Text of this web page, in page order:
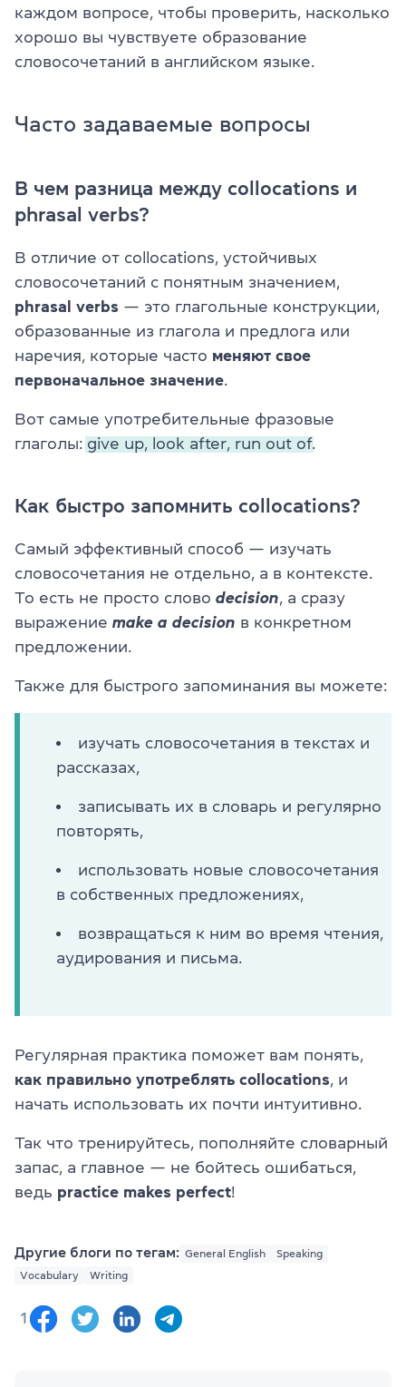
каждом вопросе, чтобы проверить, насколько
хорошо вы чувствуете образование
словосочетаний в английском языке.
Часто задаваемые вопросы
В чем разница между collocations и
phrasal verbs?
В отличие от collocations, устойчивых
словосочетаний с понятным значением,
phrasal verbs — это глагольные конструкции,
образованные из глагола и предлога или
наречия, которые часто меняют свое
первоначальное значение
Вот самые употребительные фразовые
глаголы: give up, look after, run out of.
Как быстро запомнить collocations?
Самый эффективный способ — изучать
словосочетания не отдельно, а в контексте.
То есть не просто слово decision , а сразу
выражение make a decision в конкретном
предложении.
Также для быстрого запоминания вы можете:
изучать словосочетания в текстах и
рассказах,
записывать их в словарь и регулярно
повторять,
использовать новые словосочетания
в собственных предложениях,
возвращаться к ним во время чтения,
аудирования и письма.
Регулярная практика поможет вам понять,
как правильно употреблять collocations , и
начать использовать их почти интуитивно.
Так что тренируйтесь, пополняйте словарный
запас, а главное — не бойтесь ошибаться,
ведь practice makes perfect!
Другие блоги по тегам: General English
Speaking
Vocabulary
Writing
1